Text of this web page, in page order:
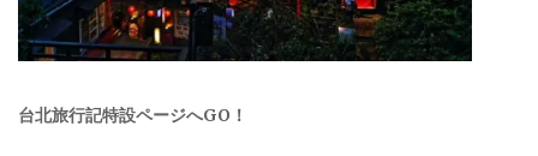
台北旅行記特設ページへGO！